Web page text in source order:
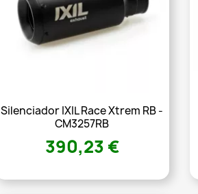
Silenciador IXIL Race Xtrem RB -
CM3257RB
390,23 €